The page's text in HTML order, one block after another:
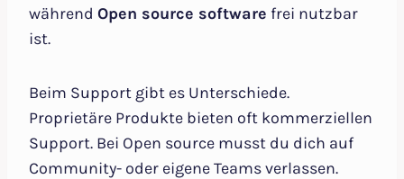
während Open source software frei nutzbar
ist.
Beim Support gibt es Unterschiede.
Proprietäre Produkte bieten oft kommerziellen
Support. Bei Open source musst du dich auf
Community- oder eigene Teams verlassen.